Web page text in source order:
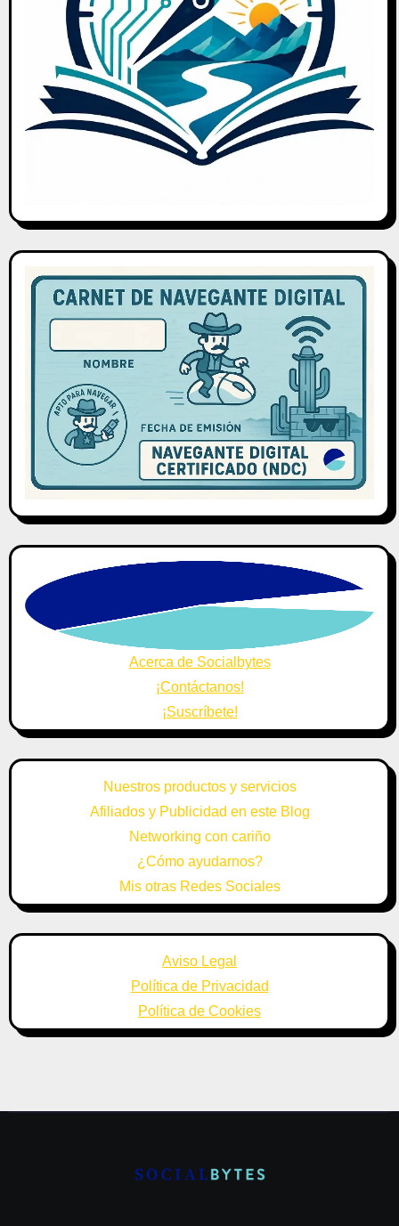
Acerca de Socialbytes
¡Contáctanos!
¡Suscríbete!
Nuestros productos y servicios
Afiliados y Publicidad en este Blog
Networking con cariño
¿Cómo ayudarnos?
Mis otras Redes Sociales
Aviso Legal
Política de Privacidad
Política de Cookies